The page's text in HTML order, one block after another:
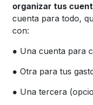
organizar tus
cuenta para todo,
con:
● Una cuenta para
● Otra para tus
● Una tercera